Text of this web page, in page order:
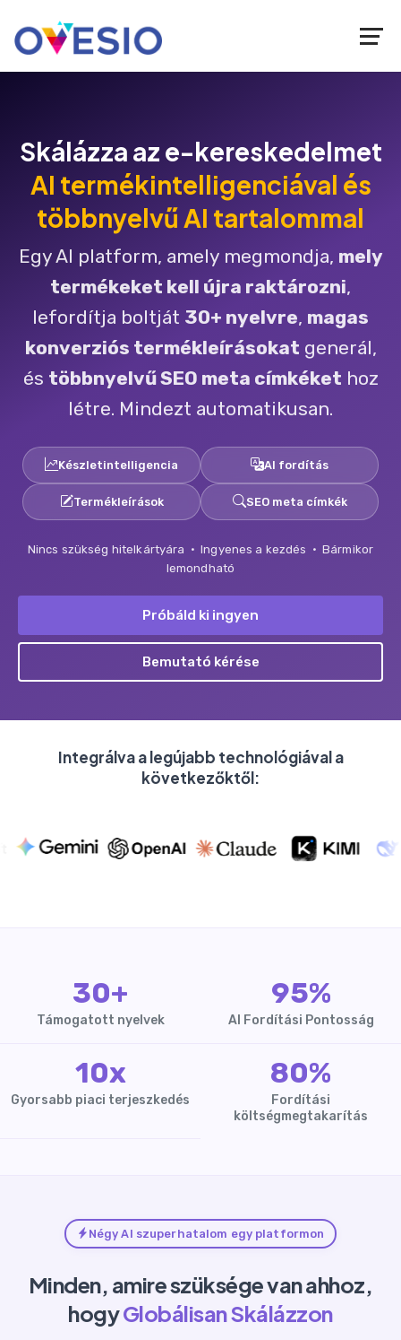
Skálázza az e-kereskedelmet
AI termékintelligenciával és
többnyelvű AI tartalommal
Egy AI platform, amely megmondja, mely
termékeket kell újra raktározni,
lefordítja boltját 30+ nyelvre, magas
konverziós termékleírásokat generál,
és többnyelvű SEO meta címkéket hoz
létre. Mindezt automatikusan.
Készletintelligencia AI fordítás
Termékleírások SEO meta címkék
Nincs szükség hitelkártyára · Ingyenes a kezdés · Bármikor
lemondható
Próbáld ki ingyen
Bemutató kérése
Integrálva a legújabb technológiával a
következőktől:
30+
Támogatott nyelvek
95%
AI Fordítási Pontosság
10x
Gyorsabb piaci terjeszkedés
80%
Fordítási
költségmegtakarítás
Négy AI szuperhatalom egy platformon
Minden, amire szüksége van ahhoz,
hogyGlobálisan Skálázzon